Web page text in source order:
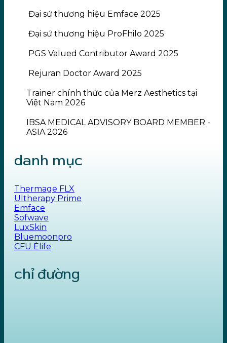
Đại sứ thương hiệu Emface 2025
Đại sứ thương hiệu ProFhilo 2025
PGS Valued Contributor Award 2025
Rejuran Doctor Award 2025
Trainer chính thức của Merz Aesthetics tại
Việt Nam 2026
IBSA MEDICAL ADVISORY BOARD MEMBER -
ASIA 2026
danh mục
Thermage FLX
Ultherapy Prime
Emface
Sofwave
LuxSkin
Bluemoonpro
CFU Èlife
chỉ đường